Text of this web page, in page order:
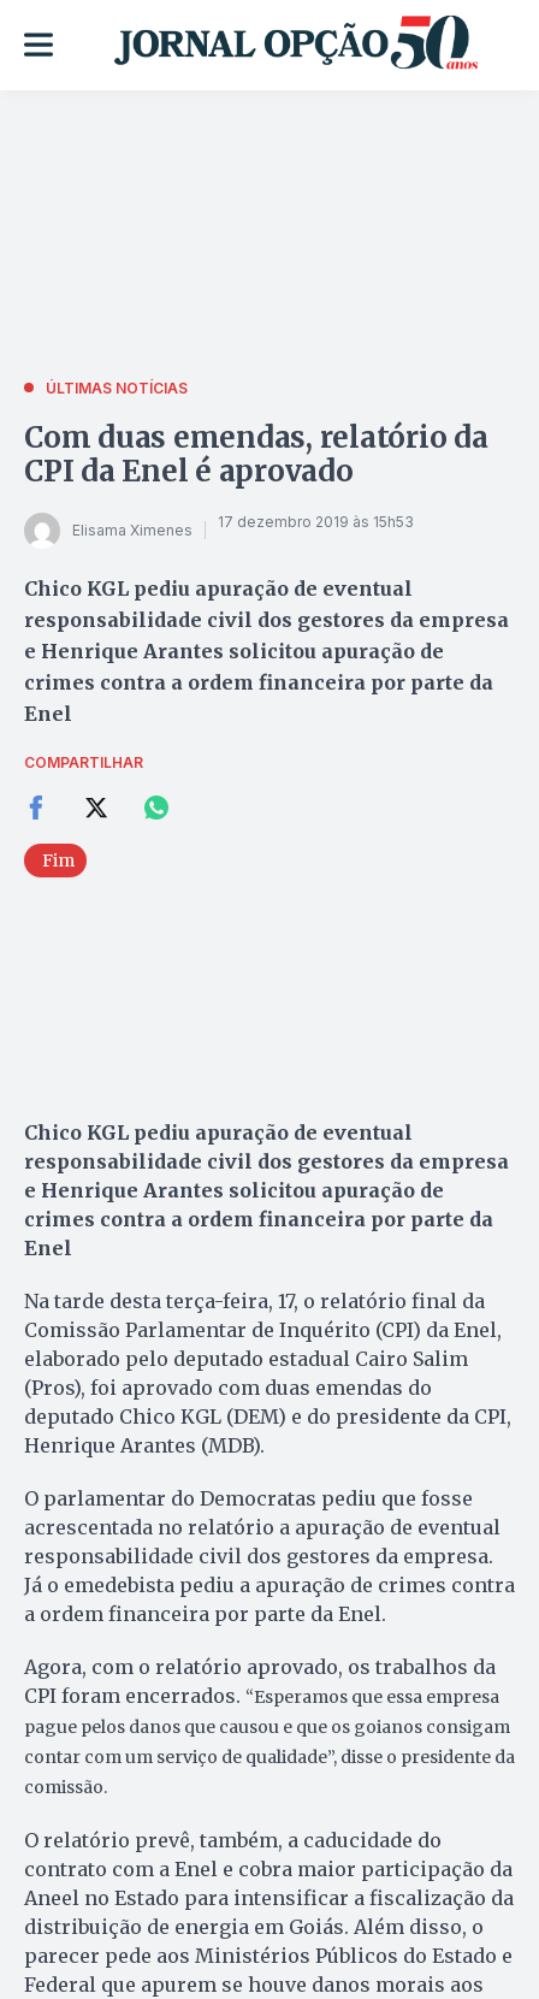
ÚLTIMAS NOTÍCIAS
Com duas emendas, relatório da
CPI da Enel é aprovado
Elisama Ximenes 17 dezembro 2019 às 15h53
Chico KGL pediu apuração de eventual
responsabilidade civil dos gestores da empresa
e Henrique Arantes solicitou apuração de
crimes contra a ordem financeira por parte da
Enel
COMPARTILHAR
Fim
Chico KGL pediu apuração de eventual
responsabilidade civil dos gestores da empresa
e Henrique Arantes solicitou apuração de
crimes contra a ordem financeira por parte da
Enel
Na tarde desta terça-feira, 17, o relatório final da
Comissão Parlamentar de Inquérito (CPI) da Enel,
elaborado pelo deputado estadual Cairo Salim
(Pros), foi aprovado com duas emendas do
deputado Chico KGL (DEM) e do presidente da CPI,
Henrique Arantes (MDB).
O parlamentar do Democratas pediu que fosse
acrescentada no relatório a apuração de eventual
responsabilidade civil dos gestores da empresa.
Já o emedebista pediu a apuração de crimes contra
a ordem financeira por parte da Enel.
Agora, com o relatório aprovado, os trabalhos da
CPI foram encerrados. “Esperamos que essa empresa
pague pelos danos que causou e que os goianos consigam
contar com um serviço de qualidade”, disse o presidente da
comissão.
O relatório prevê, também, a caducidade do
contrato com a Enel e cobra maior participação da
Aneel no Estado para intensificar a fiscalização da
distribuição de energia em Goiás. Além disso, o
parecer pede aos Ministérios Públicos do Estado e
Federal que apurem se houve danos morais aos